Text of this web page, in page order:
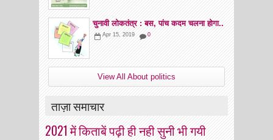
चुनावी लोकतंत्र : बस, पांच कदम चलना होगा..
Apr 15, 2019 0
View All About politics
ताज़ा समाचार
2021 में किताबें पढ़ी ही नही सुनी भी गयी